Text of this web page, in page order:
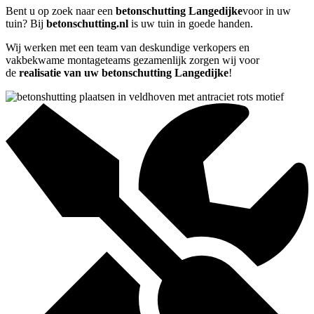
Bent u op zoek naar een betonschutting Langedijkevoor in uw
tuin? Bij betonschutting.nl is uw tuin in goede handen.
Wij werken met een team van deskundige verkopers en
vakbekwame montageteams gezamenlijk zorgen wij voor
de realisatie van uw betonschutting Langedijke!